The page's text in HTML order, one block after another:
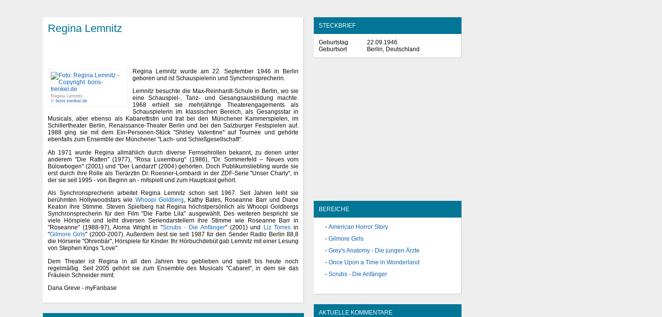
Regina Lemnitz
Regina Lemnitz
© boris-trenkel.de
Regina Lemnitz wurde am 22. September 1946 in Berlin
geboren und ist Schauspielerin und Synchronsprecherin.
Lemnitz besuchte die Max-Reinhardt-Schule in Berlin, wo sie
eine Schauspiel-, Tanz- und Gesangsausbildung machte.
1968 erhielt sie mehrjährige Theaterengagements als
Schauspielerin im klassischen Bereich, als Gesangsstar in
Musicals, aber ebenso als Kabarettistin und trat bei den Münchener Kammerspielen, im
Schillertheater Berlin, Renaissance-Theater Berlin und bei den Salzburger Festspielen auf.
1988 ging sie mit dem Ein-Personen-Stück "Shirley Valentine" auf Tournee und gehörte
ebenfalls zum Ensemble der Münchener "Lach- und Schießgesellschaft".
Ab 1971 wurde Regina allmählich durch diverse Fernsehrollen bekannt, zu denen unter
anderem "Die Ratten" (1977), "Rosa Luxemburg" (1986), "Dr. Sommerfeld – Neues vom
Bülowbogen" (2001) und "Der Landarzt" (2004) gehörten. Doch Publikumsliebling wurde sie
erst durch ihre Rolle als Tierärztin Dr. Roesner-Lombardi in der ZDF-Serie "Unser Charly", in
der sie seit 1995 - von Beginn an - mitspielt und zum Hauptcast gehört.
Als Synchronsprecherin arbeitet Regina Lemnitz schon seit 1967. Seit Jahren leiht sie
berühmten Hollywoodstars wie Whoopi Goldberg, Kathy Bates, Roseanne Barr und Diane
Keaton ihre Stimme. Steven Spielberg hat Regina höchstpersönlich als Whoopi Goldbergs
Synchronsprecherin für den Film "Die Farbe Lila" ausgewählt. Des weiteren bespricht sie
viele Hörspiele und leiht diversen Seriendarstellern ihre Stimme wie Roseanne Barr in
"Roseanne" (1988-97), Aloma Wright in "Scrubs - Die Anfänger" (2001) und Liz Torres in
"Gilmore Girls" (2000-2007). Außerdem liest sie seit 1987 für den Sender Radio Berlin 88,8
die Hörserie "Ohrenbär", Hörspiele für Kinder. Ihr Hörbuchdebüt gab Lemnitz mit einer Lesung
von Stephen Kings "Love".
Dem Theater ist Regina in all den Jahren treu geblieben und spielt bis heute noch
regelmäßig. Seit 2005 gehört sie zum Ensemble des Musicals "Cabaret", in dem sie das
Fräulein Schneider mimt.
Dana Greve - myFanbase
STECKBRIEF
Geburtstag
22.09.1946
Geburtsort
Berlin, Deutschland
BEREICHE
American Horror Story
Gilmore Girls
Grey's Anatomy - Die jungen Ärzte
Once Upon a Time in Wonderland
Scrubs - Die Anfänger
AKTUELLE KOMMENTARE